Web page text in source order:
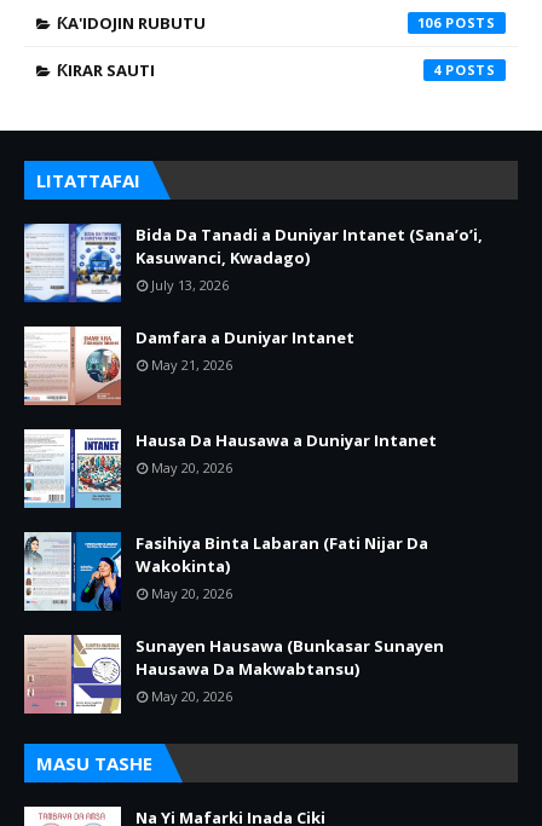
ƘA'IDOJIN RUBUTU 106
ƘIRAR SAUTI 4
LITATTAFAI
Bida Da Tanadi a Duniyar Intanet (Sana’o’i,
Kasuwanci, Kwadago)
July 13, 2026
Damfara a Duniyar Intanet
May 21, 2026
Hausa Da Hausawa a Duniyar Intanet
May 20, 2026
Fasihiya Binta Labaran (Fati Nijar Da
Wakokinta)
May 20, 2026
Sunayen Hausawa (Bunkasar Sunayen
Hausawa Da Makwabtansu)
May 20, 2026
MASU TASHE
Na Yi Mafarki Inada Ciki